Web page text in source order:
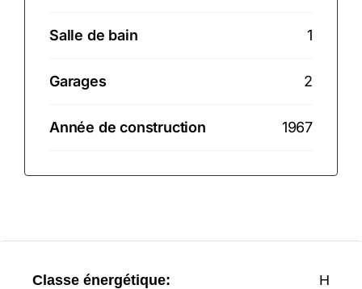
Salle de bain 1
Garages 2
Année de construction 1967
Classe énergétique:
H